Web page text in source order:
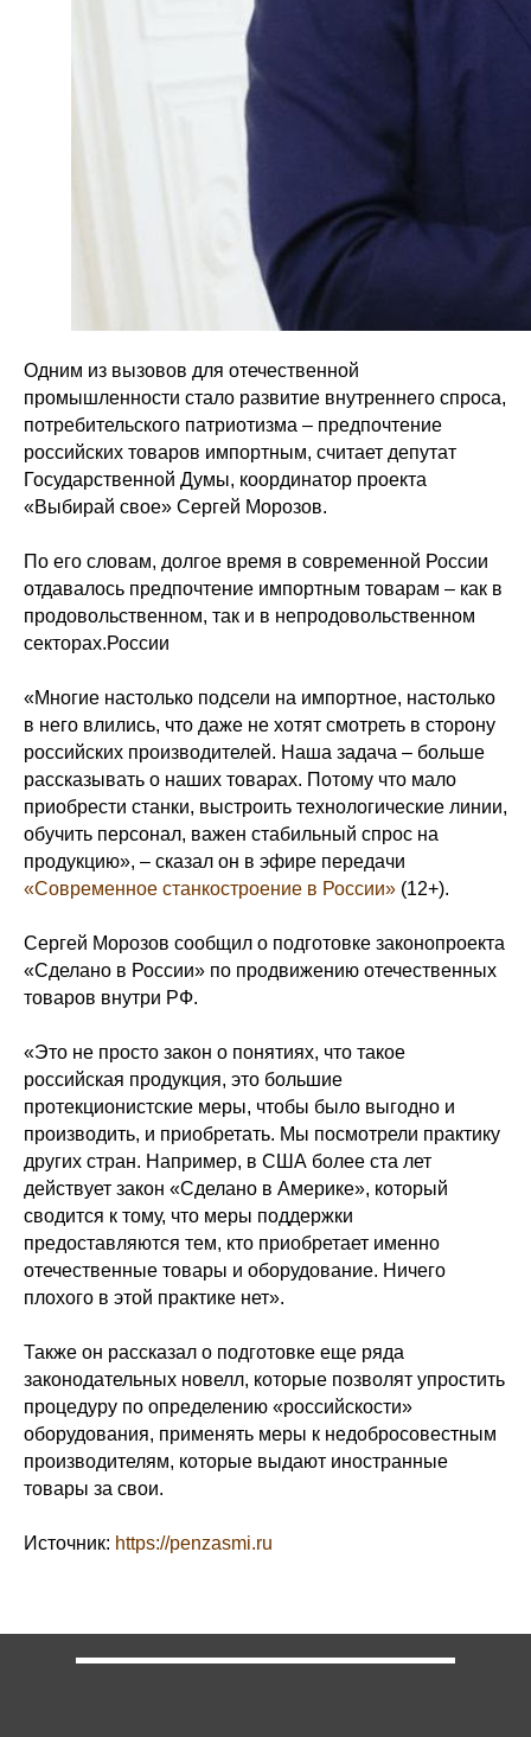
Одним из вызовов для отечественной
промышленности стало развитие внутреннего спроса,
потребительского патриотизма – предпочтение
российских товаров импортным, считает депутат
Государственной Думы, координатор проекта
«Выбирай свое» Сергей Морозов.
По его словам, долгое время в современной России
отдавалось предпочтение импортным товарам – как в
продовольственном, так и в непродовольственном
секторах.России
«Многие настолько подсели на импортное, настолько
в него влились, что даже не хотят смотреть в сторону
российских производителей. Наша задача – больше
рассказывать о наших товарах. Потому что мало
приобрести станки, выстроить технологические линии,
обучить персонал, важен стабильный спрос на
продукцию», – сказал он в эфире передачи
«Современное станкостроение в России» (12+).
Сергей Морозов сообщил о подготовке законопроекта
«Сделано в России» по продвижению отечественных
товаров внутри РФ.
«Это не просто закон о понятиях, что такое
российская продукция, это большие
протекционистские меры, чтобы было выгодно и
производить, и приобретать. Мы посмотрели практику
других стран. Например, в США более ста лет
действует закон «Сделано в Америке», который
сводится к тому, что меры поддержки
предоставляются тем, кто приобретает именно
отечественные товары и оборудование. Ничего
плохого в этой практике нет».
Также он рассказал о подготовке еще ряда
законодательных новелл, которые позволят упростить
процедуру по определению «российскости»
оборудования, применять меры к недобросовестным
производителям, которые выдают иностранные
товары за свои.
Источник: https://penzasmi.ru